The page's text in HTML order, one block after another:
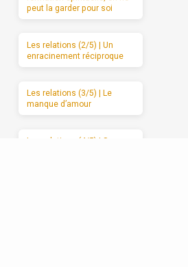
peut la garder pour soi
Les relations (2/5) | Un
enracinement réciproque
Les relations (3/5) | Le
manque d’amour
Les relations (4/5) | Se